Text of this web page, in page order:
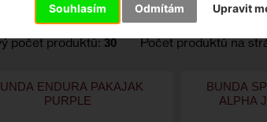
Souhlasím Odmítám Upravit
počet produktů: 30 Počet produktů na
ENDURA PAKAJAK
PURPLE
BUNDA
ALPHA